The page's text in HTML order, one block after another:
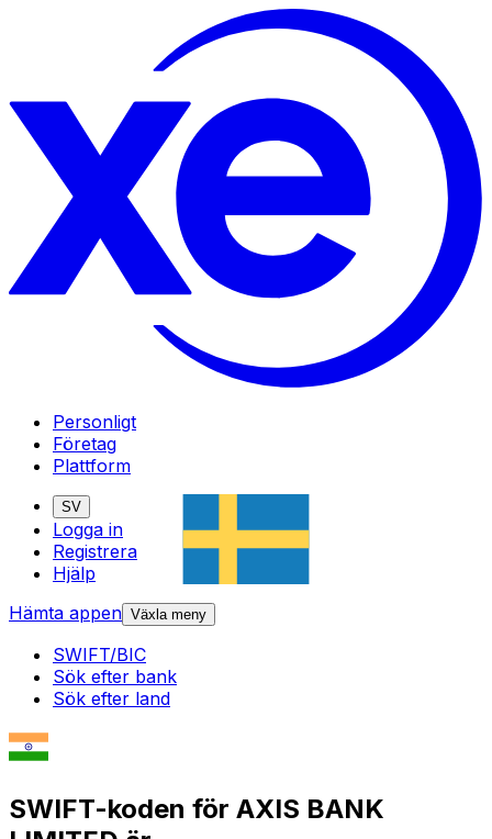
Personligt
Företag
Plattform
SV
Logga in
Registrera
Hjälp
Hämta appen Växla meny
SWIFT/BIC
Sök efter bank
Sök efter land
SWIFT-koden för AXIS BANK